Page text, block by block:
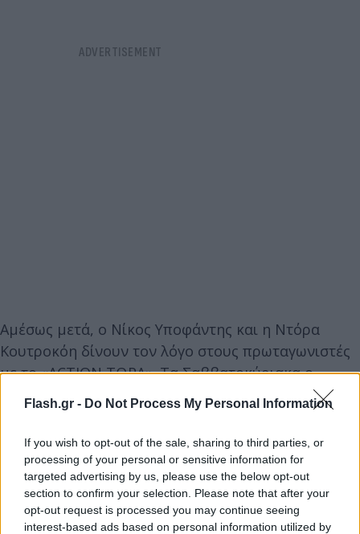
Flash.gr - Do Not Process My Personal Information
If you wish to opt-out of the sale, sharing to third parties, or
processing of your personal or sensitive information for
targeted advertising by us, please use the below opt-out
section to confirm your selection. Please note that after your
opt-out request is processed you may continue seeing
interest-based ads based on personal information utilized by
Αμέσως μετά, ο Νίκος Υποφάντης και η Ντόρα
Κουτροκόη δίνουν τον λόγο στους πρωταγωνιστές
με το «ACTION ΤΩΡΑ». Τα Σαββατοκύριακα ο
Γιώργος Παγάνης και η Μιλένα Ηλιοπούλου με το
«ACTION ΣΑΒΒΑΤΟΚΥΡΙΑΚΟ» μεταφέρουν τα
γεγονότα της ημέρας σε πραγματικό χρόνο.